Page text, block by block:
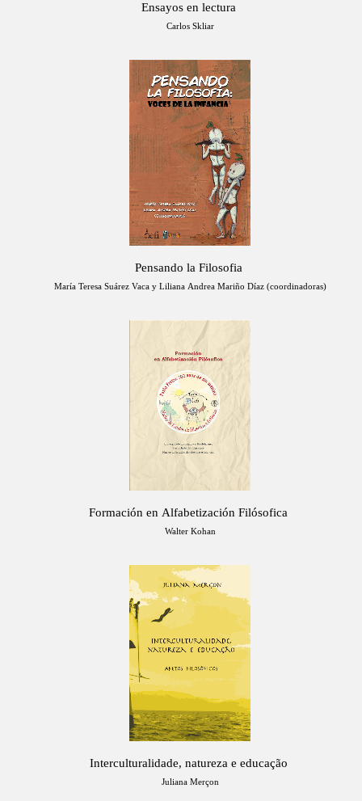
Ensayos en lectura
Carlos Skliar
Pensando la Filosofia
María Teresa Suárez Vaca y Liliana Andrea Mariño Díaz (coordinadoras)
Formación en Alfabetización Filósofica
Walter Kohan
Interculturalidade, natureza e educação
Juliana Merçon